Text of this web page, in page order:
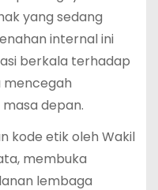
yang sedang
internal ini
berkala terhadap
mencegah
depan.
kode etik oleh Wakil
membuka
lembaga